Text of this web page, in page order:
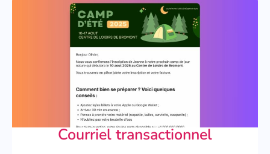
Courriel transactionnel